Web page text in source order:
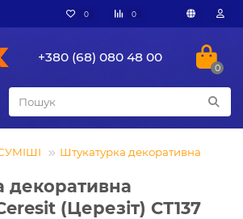
0 0
+380 (68) 080 48 00
0
Штукатурка декоративна
декоративна
(Церезіт) СТ137